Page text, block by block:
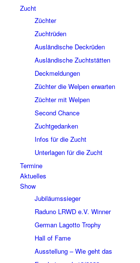
Zucht
Züchter
Zuchtrüden
Ausländische Deckrüden
Ausländische Zuchtstätten
Deckmeldungen
Züchter die Welpen erwarten
Züchter mit Welpen
Second Chance
Zuchtgedanken
Infos für die Zucht
Unterlagen für die Zucht
Termine
Aktuelles
Show
Jubiläumssieger
Raduno LRWD e.V. Winner
German Lagotto Trophy
Hall of Fame
Ausstellung – Wie geht das